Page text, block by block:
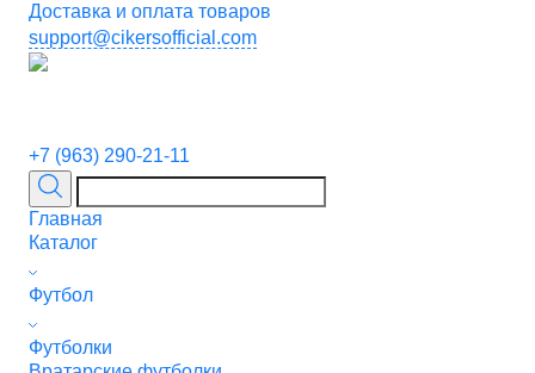
Доставка и оплата товаров
support@cikersofficial.com
+7 (963) 290-21-11
Главная
Каталог
Футбол
Футболки